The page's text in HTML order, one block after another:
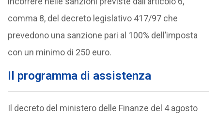
comma 8, del decreto legislativo 417/97 che
prevedono una sanzione pari al 100% dell’imposta
con un minimo di 250 euro.
Il programma di assistenza
Il decreto del ministero delle Finanze del 4 agosto